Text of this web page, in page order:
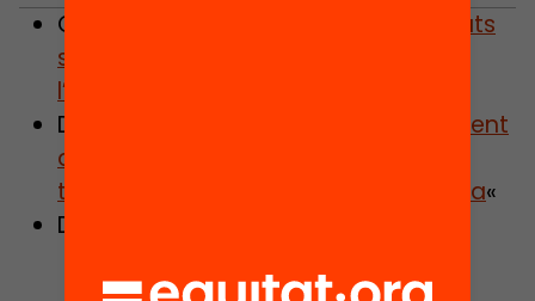
Consulta la infografia
Les desigualtats
socials i educatives en la transició a
l’educació postobligatòria
Descarrega
l’informe «L’abandonament
a 4t d’ESO: les desigualtats en la
transició a l’educació postobligatòria«
Descarrega